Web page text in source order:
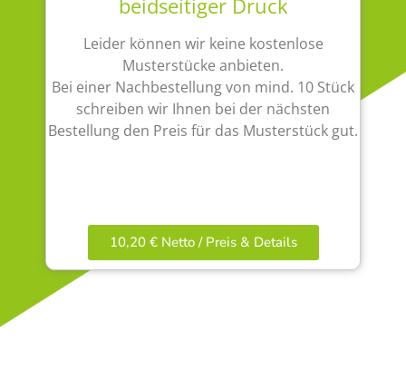
beidseitiger Druck
Leider können wir keine kostenlose
Musterstücke anbieten.
Bei einer Nachbestellung von mind. 10 Stück
schreiben wir Ihnen bei der nächsten
Bestellung den Preis für das Musterstück gut.
10,20 € Netto / Preis & Details